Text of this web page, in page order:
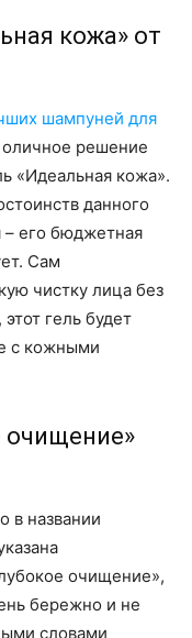
кожа» от
шампуней для
оличное решение
«Идеальная кожа».
данного
– его бюджетная
Сам
чистку лица без
гель будет
с кожными
очищение»
в названии
очищение»,
бережно и не
словами